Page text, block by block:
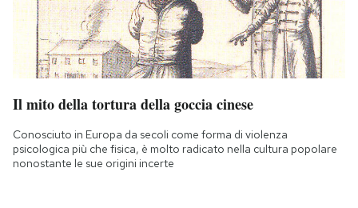
Il mito della tortura della goccia cinese
Conosciuto in Europa da secoli come forma di violenza
psicologica più che fisica, è molto radicato nella cultura popolare
nonostante le sue origini incerte